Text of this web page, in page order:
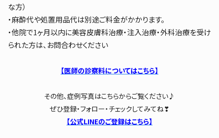
な方）
・麻酔代や処置用品代は別途ご料金がかかります。
・他院で1ヶ月以内に美容皮膚科治療・注入治療・外科治療を受け
られた方は、お問合わせください
【医師の診察料についてはこちら】
その他、症例写真はこちらからご覧ください♪
ぜひ登録・フォロー・チェックしてみてね❣
【公式LINEのご登録はこちら】